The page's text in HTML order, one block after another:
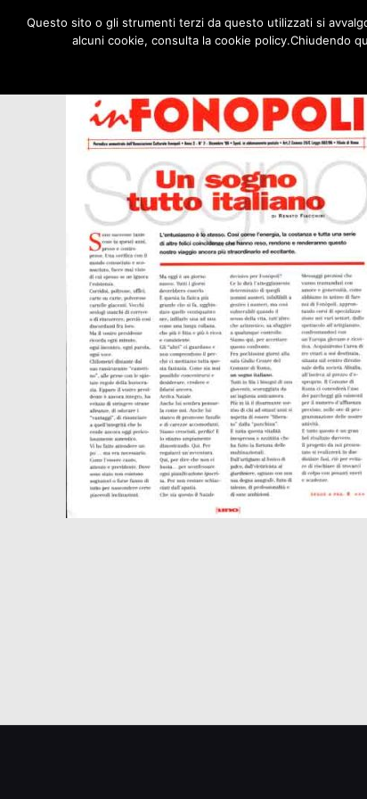
Questo sito o gli strumenti terzi da questo utilizzati si
alcuni cookie, consulta la cookie policy.Chiudendo